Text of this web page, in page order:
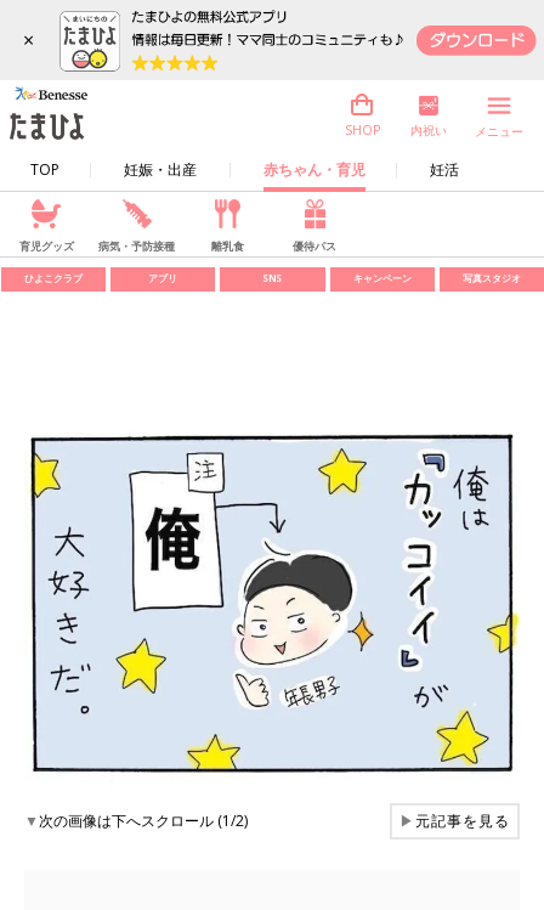
×
TOP 妊娠・出産 赤ちゃん・育児 妊活
SHOP 内祝い メニュー
育児グッズ 病気・予防接種 離乳食 優待パス
ひよこクラブ アプリ SNS キャンペーン 写真スタジオ
▼次の画像は下へスクロール (1/2) ▶元記事を見る